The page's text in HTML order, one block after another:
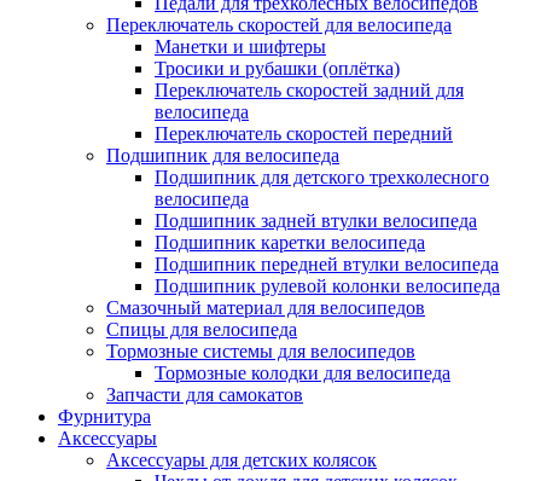
Переключатель скоростей для велосипеда
Манетки и шифтеры
Тросики и рубашки (оплётка)
Переключатель скоростей задний для
велосипеда
Переключатель скоростей передний
Подшипник для велосипеда
Подшипник для детского трехколесного
велосипеда
Подшипник задней втулки велосипеда
Подшипник каретки велосипеда
Подшипник передней втулки велосипеда
Подшипник рулевой колонки велосипеда
Смазочный материал для велосипедов
Спицы для велосипеда
Тормозные системы для велосипедов
Тормозные колодки для велосипеда
Запчасти для самокатов
Фурнитура
Аксессуары
Аксессуары для детских колясок